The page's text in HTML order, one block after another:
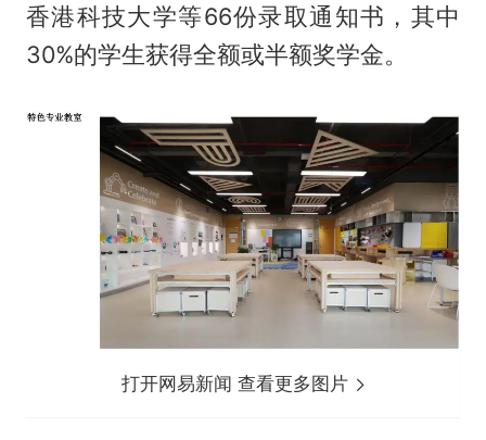
香港科技大学等66份录取通知书，其中
30%的学生获得全额或半额奖学金。
打开网易新闻 查看更多图片